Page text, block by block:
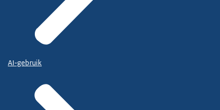
AI-gebruik